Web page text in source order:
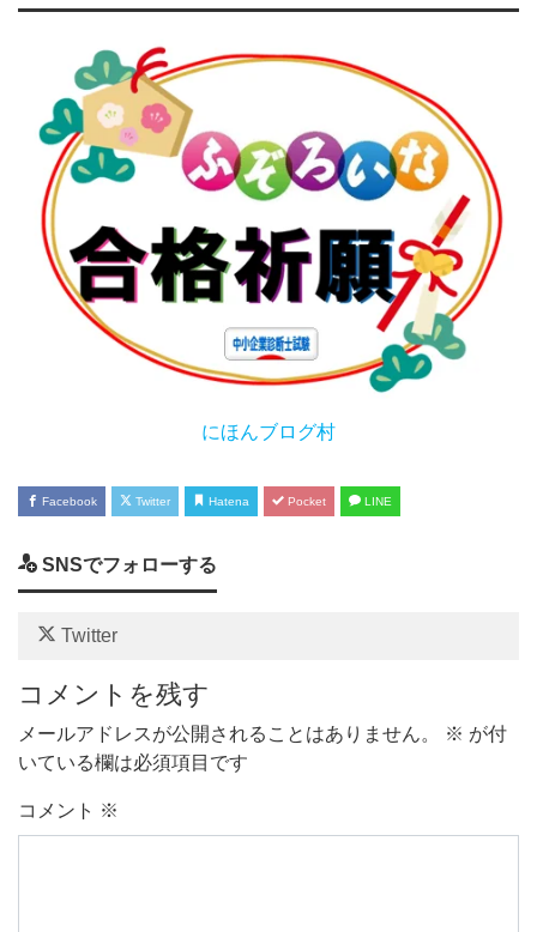
にほんブログ村
Facebook Twitter Hatena Pocket LINE
SNSでフォローする
Twitter
コメントを残す
メールアドレスが公開されることはありません。 ※ が付
いている欄は必須項目です
コメント ※